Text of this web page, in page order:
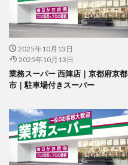
2025年10月13日
2025年10月13日
業務スーパー 西陣店｜京都府京都
市｜駐車場付きスーパー